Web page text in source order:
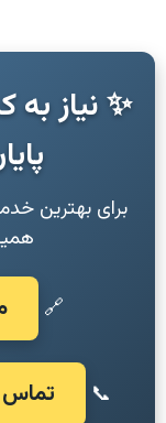
✨ نیاز به
برای بهترین
🔗
📞 تماس